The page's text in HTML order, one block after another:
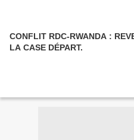
CONFLIT RDC-RWANDA :
LA CASE DÉPART.